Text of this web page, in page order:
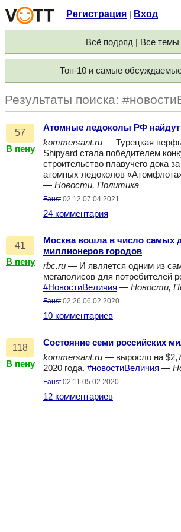
Регистрация Вход
Всё подряд | Все темы
Топ-10 и самые
Результаты поиска:
57
В пену
Атомные ледоколы РФ найдут
kommersant.ru — Турецкая
Shipyard стала победителем
строительство плавучего дока
атомных ледоколов
— Новости, Политика
Faust 02:12 07.04.2021
24 комментария
41
В пену
Москва вошла в число самых
миллионеров городов
rbc.ru — И является одним из
мегаполисов для потребителей
#НовостиВеличия — Новости,
Faust 02:26 06.02.2020
10 комментариев
118
В пену
Состояние семи российских
kommersant.ru — выросло на
2020 года. #новостиВеличия —
Faust 02:11 05.02.2020
12 комментариев